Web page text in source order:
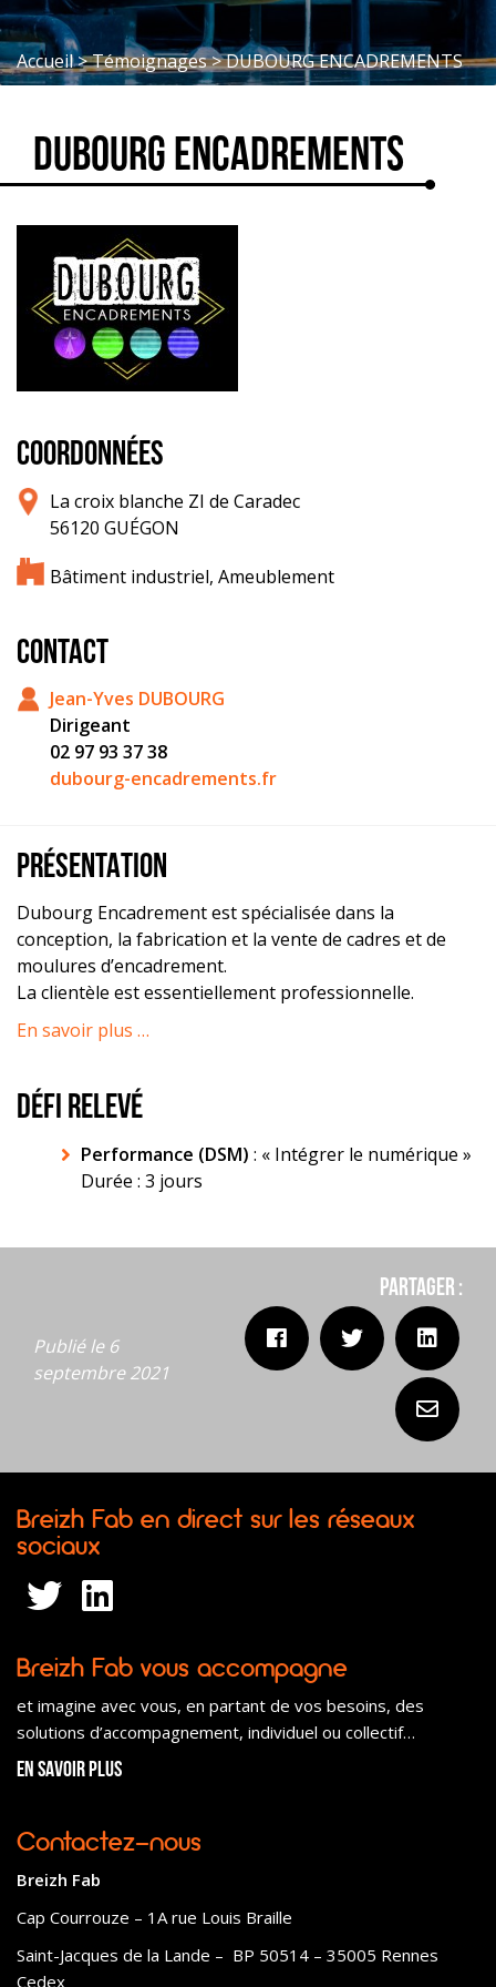
Accueil>Témoignages>DUBOURG ENCADREMENTS
DUBOURG ENCADREMENTS
COORDONNÉES
La croix blanche ZI de Caradec
56120 GUÉGON
Bâtiment industriel, Ameublement
CONTACT
Jean-Yves DUBOURG
Dirigeant
02 97 93 37 38
dubourg-encadrements.fr
PRÉSENTATION
Dubourg Encadrement est spécialisée dans la
conception, la fabrication et la vente de cadres et de
moulures d’encadrement.
La clientèle est essentiellement professionnelle.
En savoir plus …
DÉFI RELEVÉ
Performance (DSM) : « Intégrer le numérique »
Durée : 3 jours
Publié le 6
septembre 2021
Partager :
Breizh Fab vous accompagne
et imagine avec vous, en partant de vos besoins, des
solutions d’accompagnement, individuel ou collectif…
En savoir plus
Contactez-nous
Breizh Fab
Cap Courrouze – 1A rue Louis Braille
Saint-Jacques de la Lande – BP 50514 – 35005 Rennes
Cedex
Breizh Fab en direct sur les réseaux
sociaux